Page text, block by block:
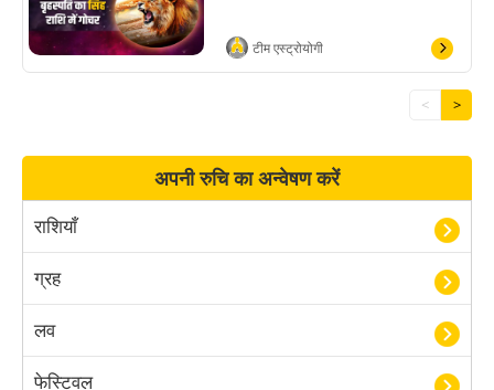
टीम एस्ट्रोयोगी
< >
अपनी रुचि का अन्वेषण करें
राशियाँ
ग्रह
लव
फेस्टिवल